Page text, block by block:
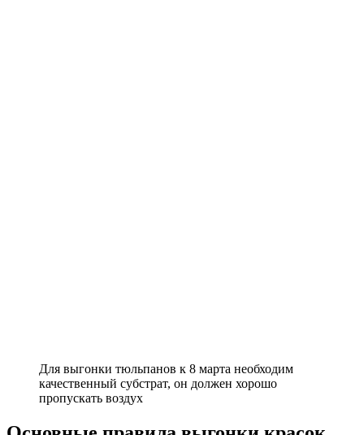
Для выгонки тюльпанов к 8 марта необходим
качественный субстрат, он должен хорошо
пропускать воздух